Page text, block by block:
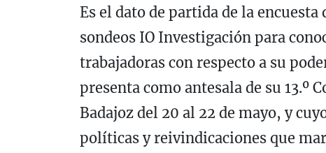
Es el dato de partida de la encuesta
sondeos IO Investigación para
trabajadoras con respecto a su
presenta como antesala de su 13.º
Badajoz del 20 al 22 de mayo, y
políticas y reivindicaciones que